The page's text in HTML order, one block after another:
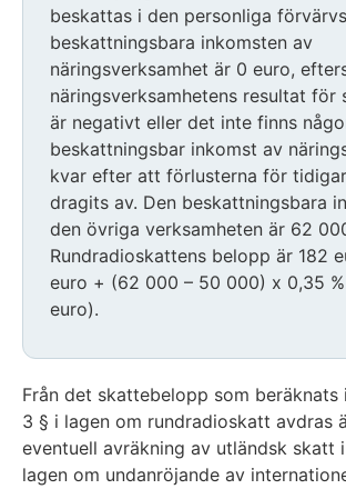
beskattas i den personliga
beskattningsbara inkomsten av
näringsverksamhet är 0 euro,
näringsverksamhetens resultat för
är negativt eller det inte finns
beskattningsbar inkomst av
kvar efter att förlusterna för
dragits av. Den beskattningsbara
den övriga verksamheten är 62
Rundradioskattens belopp är 182
euro + (62 000 – 50 000) x 0,35
euro).
Från det skattebelopp som beräknats
3 § i lagen om rundradioskatt avdras
eventuell avräkning av utländsk skatt
lagen om undanröjande av